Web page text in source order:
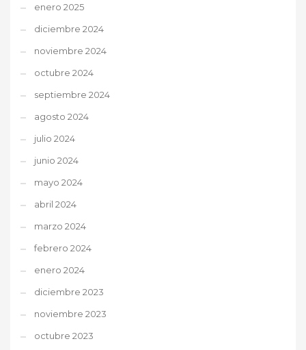
enero 2025
diciembre 2024
noviembre 2024
octubre 2024
septiembre 2024
agosto 2024
julio 2024
junio 2024
mayo 2024
abril 2024
marzo 2024
febrero 2024
enero 2024
diciembre 2023
noviembre 2023
octubre 2023